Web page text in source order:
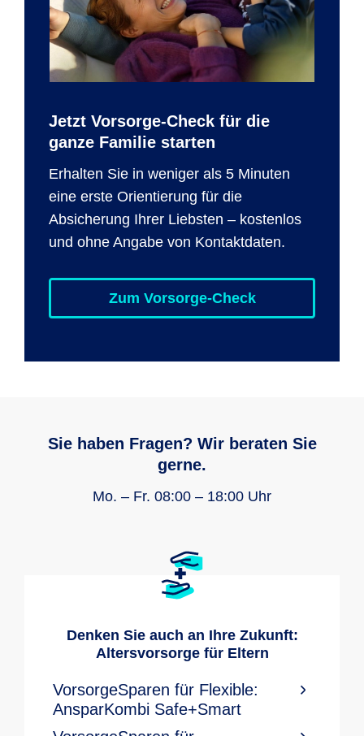
Jetzt Vorsorge-Check für die
ganze Familie starten
Erhalten Sie in weniger als 5 Minuten
eine erste Orientierung für die
Absicherung Ihrer Liebsten – kostenlos
und ohne Angabe von Kontaktdaten.
Zum Vorsorge-Check
Sie haben Fragen? Wir beraten Sie
gerne.
Mo. – Fr. 08:00 – 18:00 Uhr
Denken Sie auch an Ihre Zukunft:
Altersvorsorge für Eltern
VorsorgeSparen für Flexible:
AnsparKombi Safe+Smart